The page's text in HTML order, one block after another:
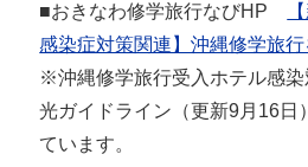
■おきなわ修学旅行なびHP
感染症対策関連】沖縄修学旅
※沖縄修学旅行受入ホテル感
光ガイドライン（更新9月16日
ています。